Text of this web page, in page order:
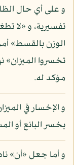
و على أي حال
تفسيرية، و «لا
الوزن بالقسط»
تخسروا الميزان»
مؤكد له.
و الإخسار في
يخسر البائع أو
و أما جعل «أن»